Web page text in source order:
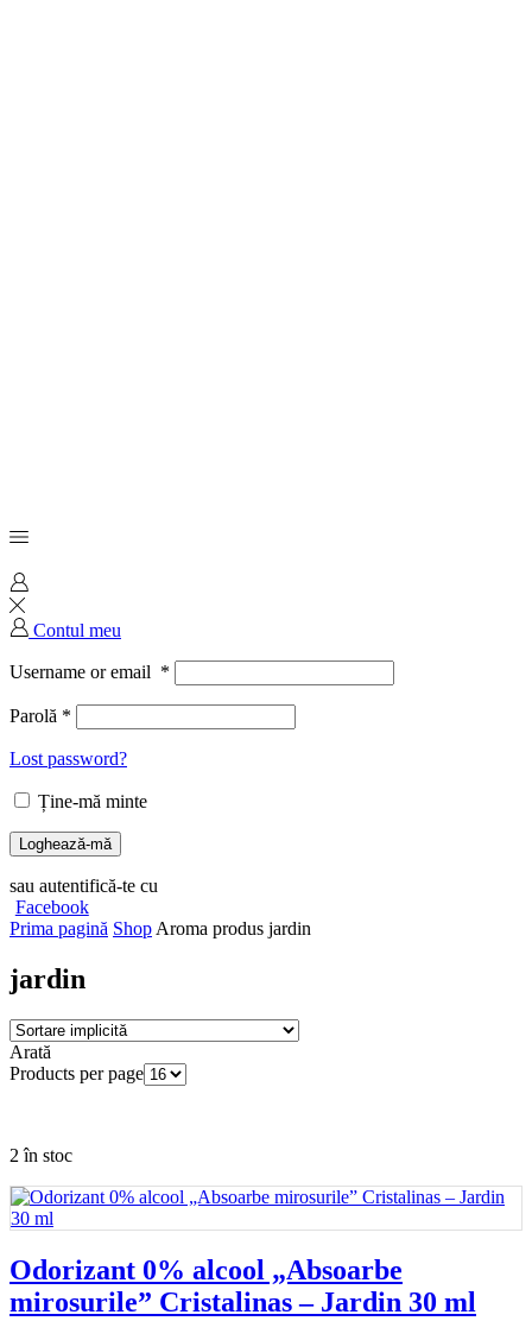
Contul meu
Username or email *
Parolă *
Lost password?
Ține-mă minte
Loghează-mă
sau autentifică-te cu
Facebook
Prima pagină Shop Aroma produs jardin
jardin
Arată
Products per page
2 în stoc
Odorizant 0% alcool „Absoarbe
mirosurile” Cristalinas – Jardin 30 ml